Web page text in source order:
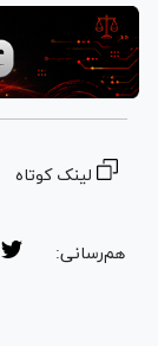
لینک کوتاه
هم‌رسانی: